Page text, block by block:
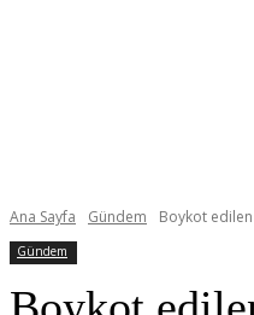
Ana Sayfa Gündem Boykot
Gündem